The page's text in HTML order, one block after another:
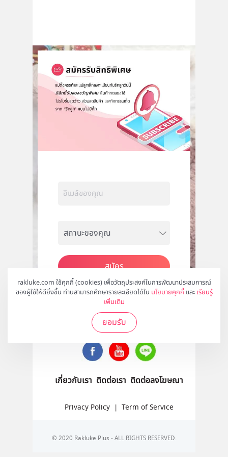
rakluke.com ใช้คุกกี้ (cookies) เพื่อวัตถุประสงค์ในการพัฒนาประสบการณ์
ของผู้ใช้ให้ดียิ่งขึ้น ท่านสามารถศึกษารายละเอียดได้ใน นโยบายคุกกี้ และ เรียนรู้
เพิ่มเติม
ยอมรับ
สมัคร
ติดตามเราได้ที่
เกี่ยวกับเรา ติดต่อเรา ติดต่อลงโฆษณา
Privacy Policy | Term of Service
© 2020 Rakluke Plus - ALL RIGHTS RESERVED.